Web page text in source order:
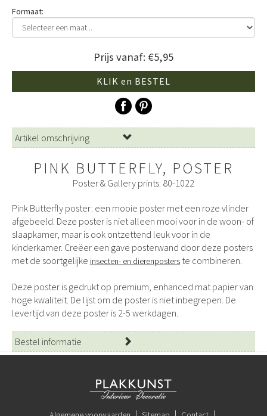
Formaat:
Prijs vanaf: €5,95
KLIK en BESTEL
Artikel omschrijving
PINK BUTTERFLY, POSTER
Poster & Gallery prints: 80-1022
Pink Butterfly poster: een mooie poster met een roze vlinder
afgebeeld. Deze poster is niet alleen mooi voor in de woon- of
slaapkamer, maar is ook ontzettend leuk voor in de
kinderkamer. Creëer een gave posterwand door deze posters
met de soortgelijke insecten- en dierenposters te combineren.
Deze poster is gedrukt op premium, enhanced mat papier van
hoge kwaliteit. De lijst om de poster is niet inbegrepen. De
levertijd van deze poster is 2-5 werkdagen.
Bestel informatie